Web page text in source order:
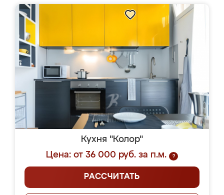
Кухня "Колор"
Цена: от 36 000 руб. за п.м.
?
РАССЧИТАТЬ